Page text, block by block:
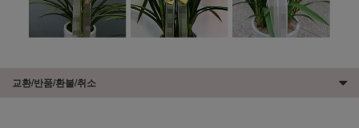
교환/반품/환불/취소